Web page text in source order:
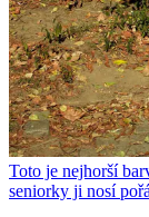
Toto je nejhorší
seniorky ji nosí